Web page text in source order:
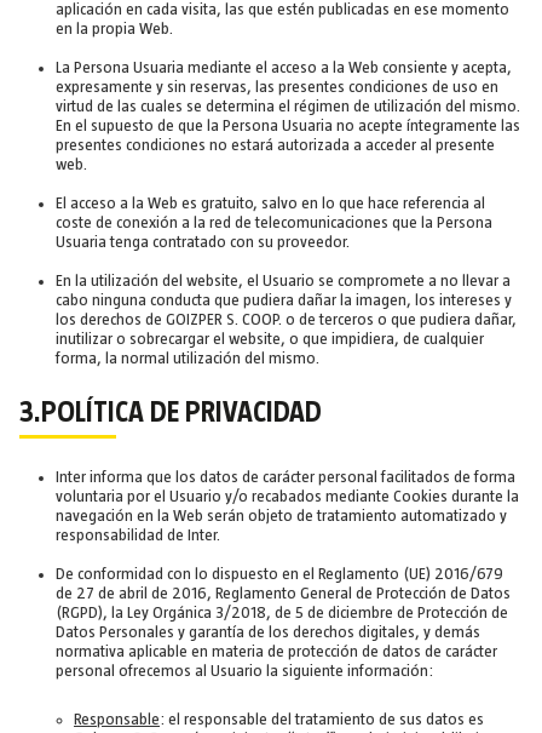
aplicación en cada visita, las que estén publicadas en ese momento
en la propia Web.
La Persona Usuaria mediante el acceso a la Web consiente y acepta,
expresamente y sin reservas, las presentes condiciones de uso en
virtud de las cuales se determina el régimen de utilización del mismo.
En el supuesto de que la Persona Usuaria no acepte íntegramente las
presentes condiciones no estará autorizada a acceder al presente
web.
El acceso a la Web es gratuito, salvo en lo que hace referencia al
coste de conexión a la red de telecomunicaciones que la Persona
Usuaria tenga contratado con su proveedor.
En la utilización del website, el Usuario se compromete a no llevar a
cabo ninguna conducta que pudiera dañar la imagen, los intereses y
los derechos de GOIZPER S. COOP. o de terceros o que pudiera dañar,
inutilizar o sobrecargar el website, o que impidiera, de cualquier
forma, la normal utilización del mismo.
3.POLÍTICA DE PRIVACIDAD
Inter informa que los datos de carácter personal facilitados de forma
voluntaria por el Usuario y/o recabados mediante Cookies durante la
navegación en la Web serán objeto de tratamiento automatizado y
responsabilidad de Inter.
De conformidad con lo dispuesto en el Reglamento (UE) 2016/679
de 27 de abril de 2016, Reglamento General de Protección de Datos
(RGPD), la Ley Orgánica 3/2018, de 5 de diciembre de Protección de
Datos Personales y garantía de los derechos digitales, y demás
normativa aplicable en materia de protección de datos de carácter
personal ofrecemos al Usuario la siguiente información:
Responsable: el responsable del tratamiento de sus datos es